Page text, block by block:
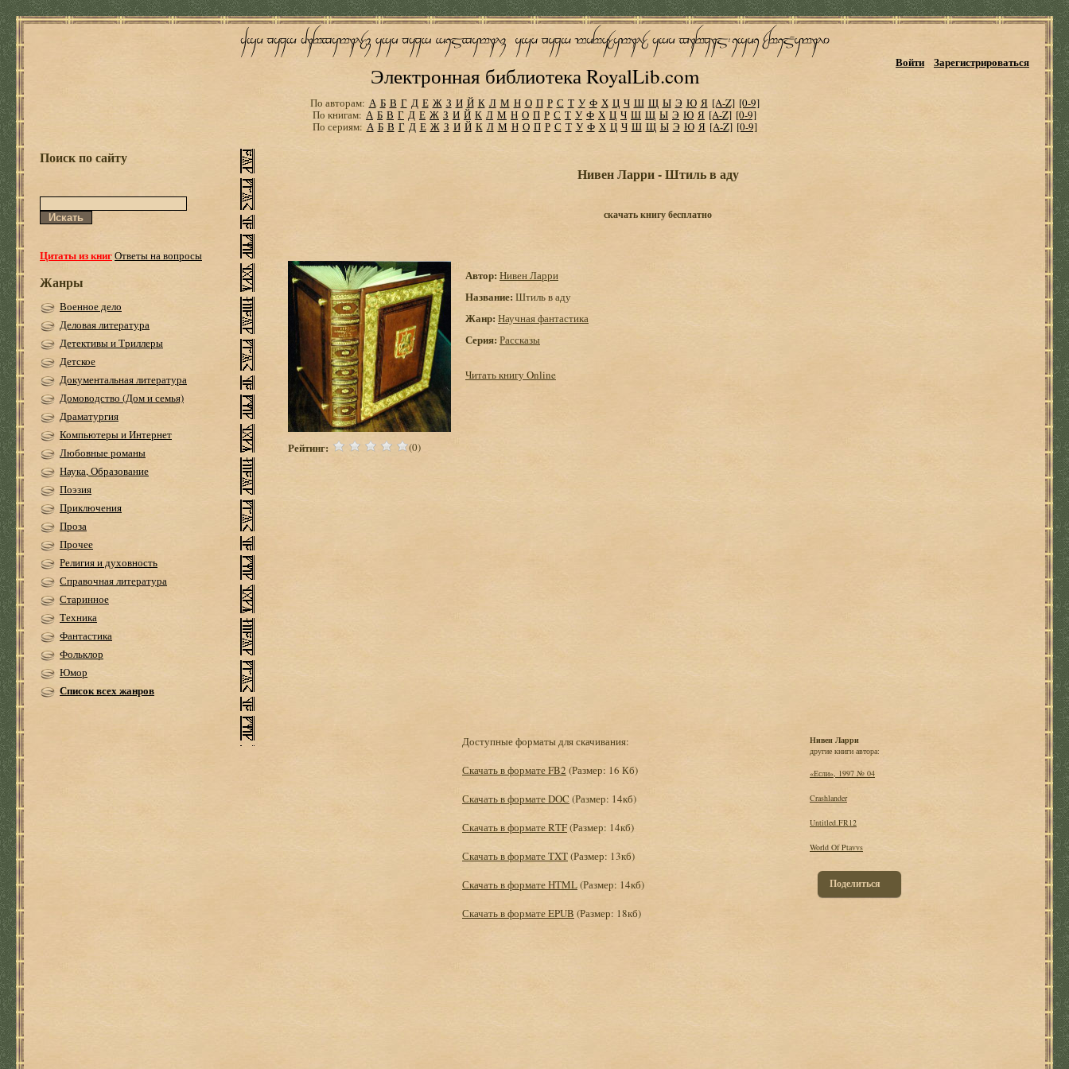
Электронная библиотека RoyalLib.com
Войти Зарегистрироваться
По авторам: А Б В Г Д Е Ж З И Й К Л М Н О П Р С Т У Ф Х Ц Ч Ш Щ Ы Э Ю Я [A-Z] [0-9]
По книгам: А Б В Г Д Е Ж З И Й К Л М Н О П Р С Т У Ф Х Ц Ч Ш Щ Ы Э Ю Я [A-Z] [0-9]
По сериям: А Б В Г Д Е Ж З И Й К Л М Н О П Р С Т У Ф Х Ц Ч Ш Щ Ы Э Ю Я [A-Z] [0-9]
Поиск по сайту
Цитаты из книгОтветы на вопросы
Жанры
Военное дело
Деловая литература
Детективы и Триллеры
Детское
Документальная литература
Домоводство (Дом и семья)
Драматургия
Компьютеры и Интернет
Любовные романы
Наука, Образование
Поэзия
Приключения
Проза
Прочее
Религия и духовность
Справочная литература
Старинное
Техника
Фантастика
Фольклор
Юмор
Список всех жанров
Нивен Ларри - Штиль в аду
скачать книгу бесплатно
Рейтинг: (0)
Автор: Нивен Ларри
Название: Штиль в аду
Жанр: Научная фантастика
Серия: Рассказы
Читать книгу Online
Доступные форматы для скачивания:
Скачать в формате FB2 (Размер: 16 Кб)
Скачать в формате DOC (Размер: 14кб)
Скачать в формате RTF(Размер: 14кб)
Скачать в формате TXT(Размер: 13кб)
Скачать в формате HTML(Размер: 14кб)
Скачать в формате EPUB (Размер: 18кб)
Нивен Ларри
другие книги автора:
«Если», 1997 № 04
Crashlander
Untitled.FR12
World Of Ptavvs
Поделиться